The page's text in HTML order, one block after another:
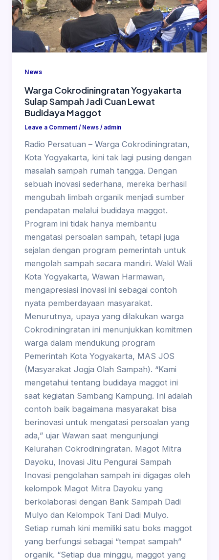
News
Warga Cokrodiningratan Yogyakarta
Sulap Sampah Jadi Cuan Lewat
Budidaya Maggot
Leave a Comment / News/ admin
Radio Persatuan – Warga Cokrodiningratan,
Kota Yogyakarta, kini tak lagi pusing dengan
masalah sampah rumah tangga. Dengan
sebuah inovasi sederhana, mereka berhasil
mengubah limbah organik menjadi sumber
pendapatan melalui budidaya maggot.
Program ini tidak hanya membantu
mengatasi persoalan sampah, tetapi juga
sejalan dengan program pemerintah untuk
mengolah sampah secara mandiri. Wakil Wali
Kota Yogyakarta, Wawan Harmawan,
mengapresiasi inovasi ini sebagai contoh
nyata pemberdayaan masyarakat.
Menurutnya, upaya yang dilakukan warga
Cokrodiningratan ini menunjukkan komitmen
warga dalam mendukung program
Pemerintah Kota Yogyakarta, MAS JOS
(Masyarakat Jogja Olah Sampah). “Kami
mengetahui tentang budidaya maggot ini
saat kegiatan Sambang Kampung. Ini adalah
contoh baik bagaimana masyarakat bisa
berinovasi untuk mengatasi persoalan yang
ada,” ujar Wawan saat mengunjungi
Kelurahan Cokrodiningratan. Magot Mitra
Dayoku, Inovasi Jitu Pengurai Sampah
Inovasi pengolahan sampah ini digagas oleh
kelompok Magot Mitra Dayoku yang
berkolaborasi dengan Bank Sampah Dadi
Mulyo dan Kelompok Tani Dadi Mulyo.
Setiap rumah kini memiliki satu boks maggot
yang berfungsi sebagai “tempat sampah”
organik. “Setiap dua minggu, maggot yang